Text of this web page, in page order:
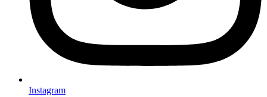
Instagram